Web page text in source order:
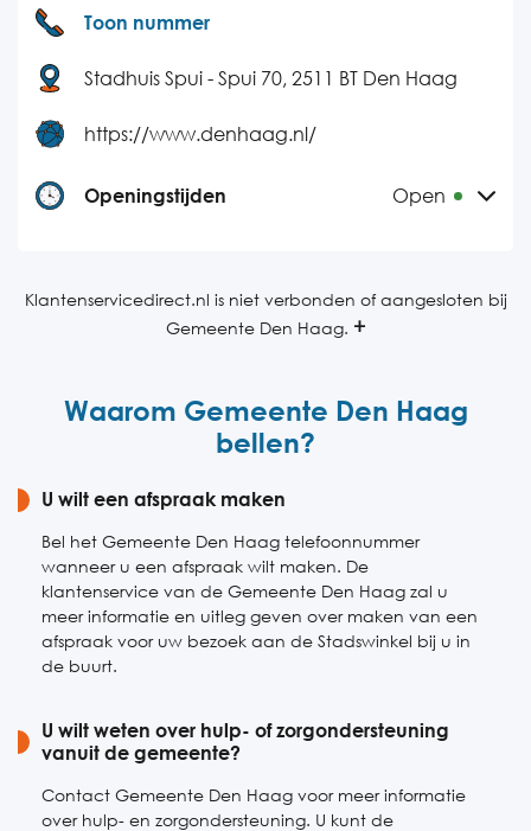
Toon nummer
Stadhuis Spui - Spui 70, 2511 BT Den Haag
https://www.denhaag.nl/
Openingstijden Open
Dinsdag
08:30-17:00
Vrijdag
08:30-17:00
Zondag
Klantenservicedirect.nl is niet verbonden of aangesloten bij
Gemeente Den Haag.
Waarom Gemeente Den Haag
bellen?
U wilt een afspraak maken
Bel het Gemeente Den Haag telefoonnummer
wanneer u een afspraak wilt maken. De
klantenservice van de Gemeente Den Haag zal u
meer informatie en uitleg geven over maken van een
afspraak voor uw bezoek aan de Stadswinkel bij u in
de buurt.
U wilt weten over hulp- of zorgondersteuning
vanuit de gemeente?
Contact Gemeente Den Haag voor meer informatie
over hulp- en zorgondersteuning. U kunt de